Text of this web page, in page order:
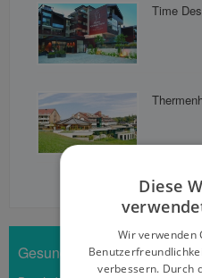
Time
Gesundheit Tipp
Diese
Wir verwenden
verbessern. Durch